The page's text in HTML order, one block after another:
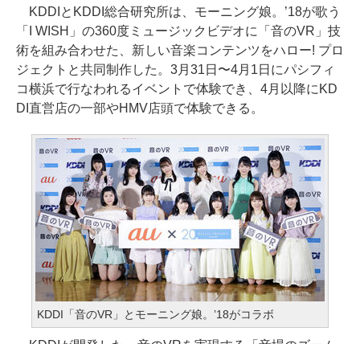
KDDIとKDDI総合研究所は、モーニング娘。’18が歌う
「I WISH」の360度ミュージックビデオに「音のVR」技
術を組み合わせた、新しい音楽コンテンツをハロー! プロ
ジェクトと共同制作した。3月31日〜4月1日にパシフィ
コ横浜で行なわれるイベントで体験でき、4月以降にKD
DI直営店の一部やHMV店頭で体験できる。
KDDI「音のVR」とモーニング娘。’18がコラボ